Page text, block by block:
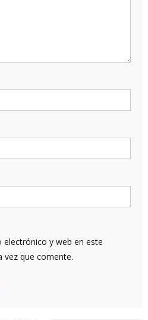
y web en este
vez que comente.